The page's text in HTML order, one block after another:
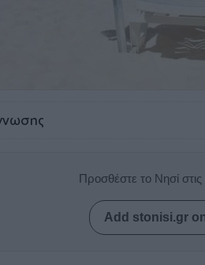
Προσθέστε το Νησί
Add stonisi.gr